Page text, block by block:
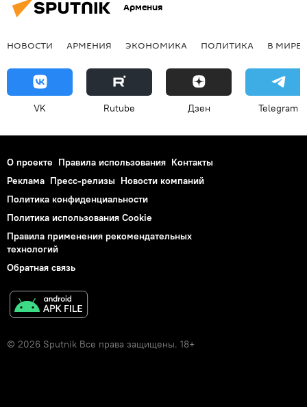
Армения
НОВОСТИ АРМЕНИЯ ЭКОНОМИКА ПОЛИТИКА В МИРЕ
VK Rutube Дзен Telegram
О проекте Правила использования Контакты
Реклама Пресс-релизы Новости компаний
Политика конфиденциальности
Политика использования Cookie
Правила применения рекомендательных
технологий
Обратная связь
© 2026 Sputnik Все права защищены. 18+